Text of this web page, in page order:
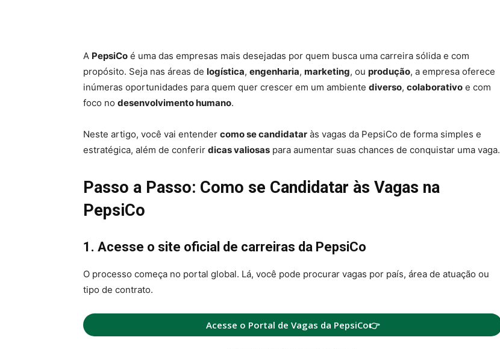
A PepsiCo é uma das empresas mais desejadas por quem busca uma carreira sólida e com
propósito. Seja nas áreas de logística, engenharia, marketing, ou produção, a empresa oferece
inúmeras oportunidades para quem quer crescer em um ambiente diverso, colaborativo e com
foco no desenvolvimento humano.
Neste artigo, você vai entender como se candidatar às vagas da PepsiCo de forma simples e
estratégica, além de conferir dicas valiosas para aumentar suas chances de conquistar uma vaga.
Passo a Passo: Como se Candidatar às Vagas na
PepsiCo
1. Acesse o site oficial de carreiras da PepsiCo
O processo começa no portal global. Lá, você pode procurar vagas por país, área de atuação ou
tipo de contrato.
Acesse o Portal de Vagas da PepsiCo👉